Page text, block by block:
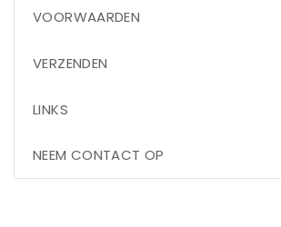
VOORWAARDEN
VERZENDEN
LINKS
NEEM CONTACT OP